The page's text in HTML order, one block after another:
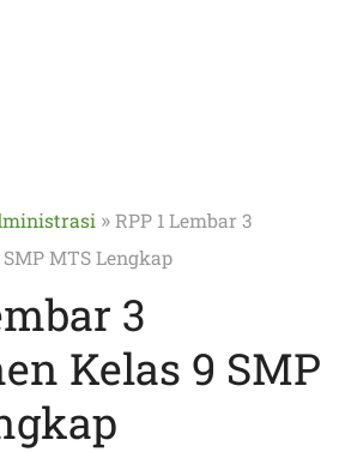
»RPP 1 Lembar 3
MTS Lengkap
3
Kelas 9 SMP